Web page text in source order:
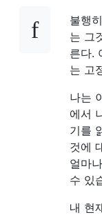
불행
는 그
른다.
는 고
나는
에서
기를
것에
얼마
수 있
내 현